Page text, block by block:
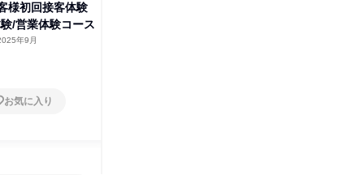
様初回接客体験
/営業体験コース
年9月
お気に入り